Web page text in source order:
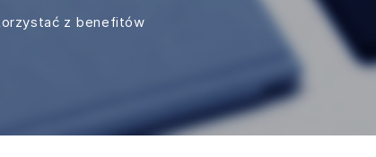
z benefitów